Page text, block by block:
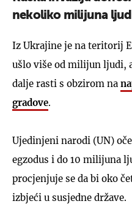
nekoliko milijuna
Iz Ukrajine je na teritorij
ušlo više od milijun ljudi,
dalje rasti s obzirom na
gradove.
Ujedinjeni narodi (UN)
egzodus i do 10 milijuna
procjenjuje se da bi oko
izbjeći u susjedne države.